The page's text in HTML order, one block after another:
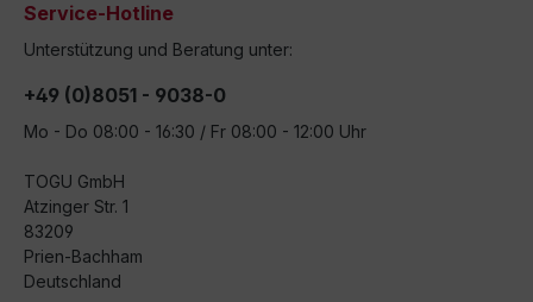
Service-Hotline
Unterstützung und Beratung unter:
+49 (0)8051 - 9038-0
Mo - Do 08:00 - 16:30 / Fr 08:00 - 12:00 Uhr
TOGU GmbH
Atzinger Str. 1
83209
Prien-Bachham
Deutschland